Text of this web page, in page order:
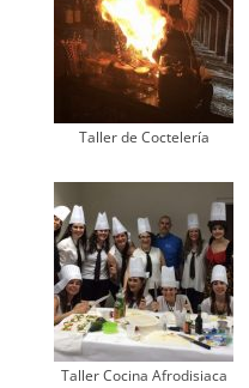
Taller de Coctelería
Taller Cocina Afrodisiaca